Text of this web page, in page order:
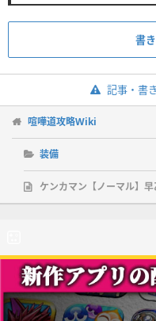
書
記事・書
喧嘩道攻略Wiki
装備
ケンカマン【ノーマル】